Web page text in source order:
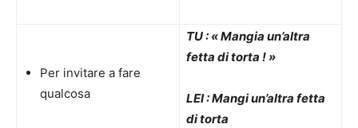
Per invitare a fare
qualcosa
TU : « Mangia un’altra
fetta di torta ! »
LEI : Mangi un’altra fetta
di torta